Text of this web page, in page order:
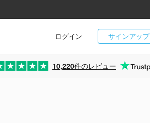
サインアップ
ログイン
10,220件のレビュー